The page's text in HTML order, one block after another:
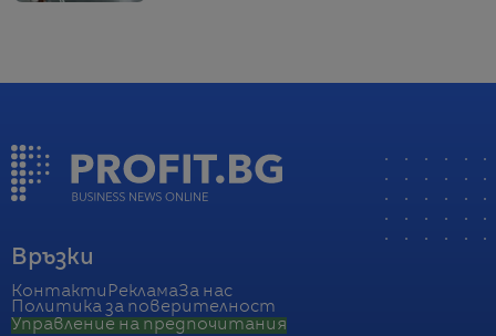
Връзки
Контакти РекламаЗа нас
Политика за поверителност
Управление на предпочитания